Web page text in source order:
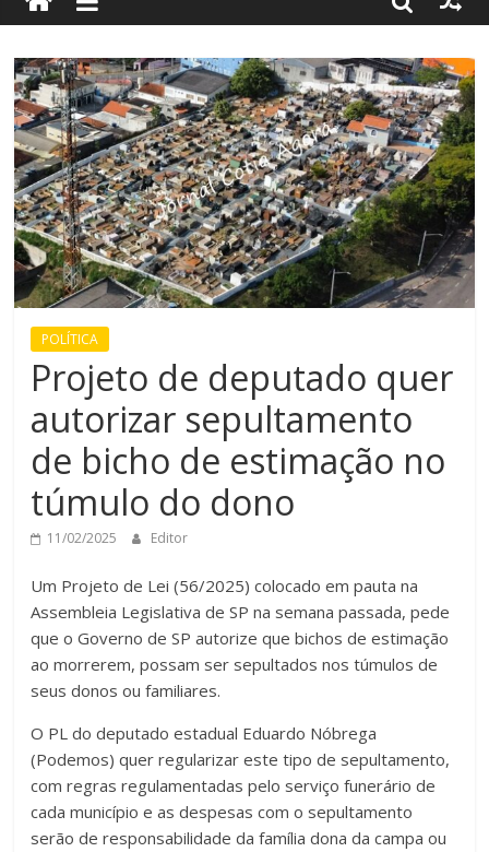
POLÍTICA
Projeto de deputado quer
autorizar sepultamento
de bicho de estimação no
túmulo do dono
11/02/2025 Editor
Um Projeto de Lei (56/2025) colocado em pauta na
Assembleia Legislativa de SP na semana passada, pede
que o Governo de SP autorize que bichos de estimação
ao morrerem, possam ser sepultados nos túmulos de
seus donos ou familiares.
O PL do deputado estadual Eduardo Nóbrega
(Podemos) quer regularizar este tipo de sepultamento,
com regras regulamentadas pelo serviço funerário de
cada município e as despesas com o sepultamento
serão de responsabilidade da família dona da campa ou